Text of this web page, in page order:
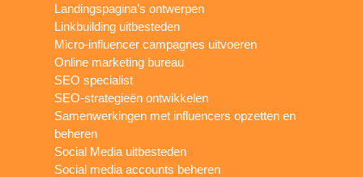
Landingspagina’s ontwerpen
Linkbuilding uitbesteden
Micro-influencer campagnes uitvoeren
Online marketing bureau
SEO specialist
SEO-strategieën ontwikkelen
Samenwerkingen met influencers opzetten en
beheren
Social Media uitbesteden
Social media accounts beheren